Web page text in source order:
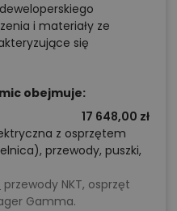
i materiały ze
się
obejmuje:
17 648,00 zł
z osprzętem
przewody, puszki,
przewody NKT, osprzęt
Gamma.